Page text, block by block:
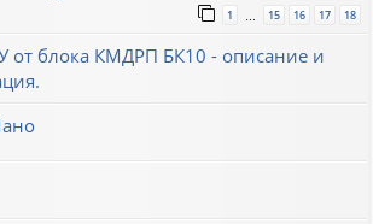
1 15 16 17 18
от блока КМДРП БК10 - описание и